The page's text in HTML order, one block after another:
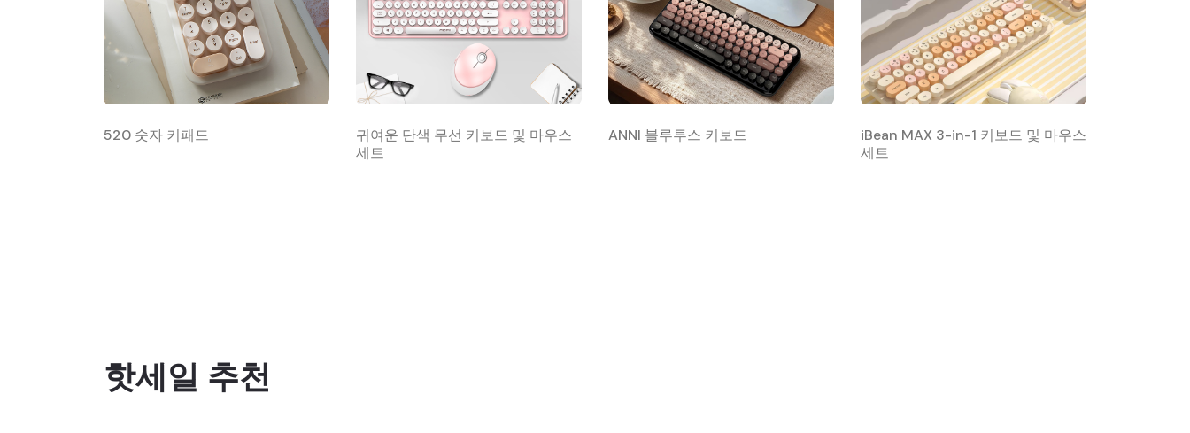
520 숫자 키패드
귀여운 단색 무선 키보드 및 마우스
세트
ANNI 블루투스 키보드
iBean MAX 3-in-1 키보드 및 마우스
세트
핫세일 추천